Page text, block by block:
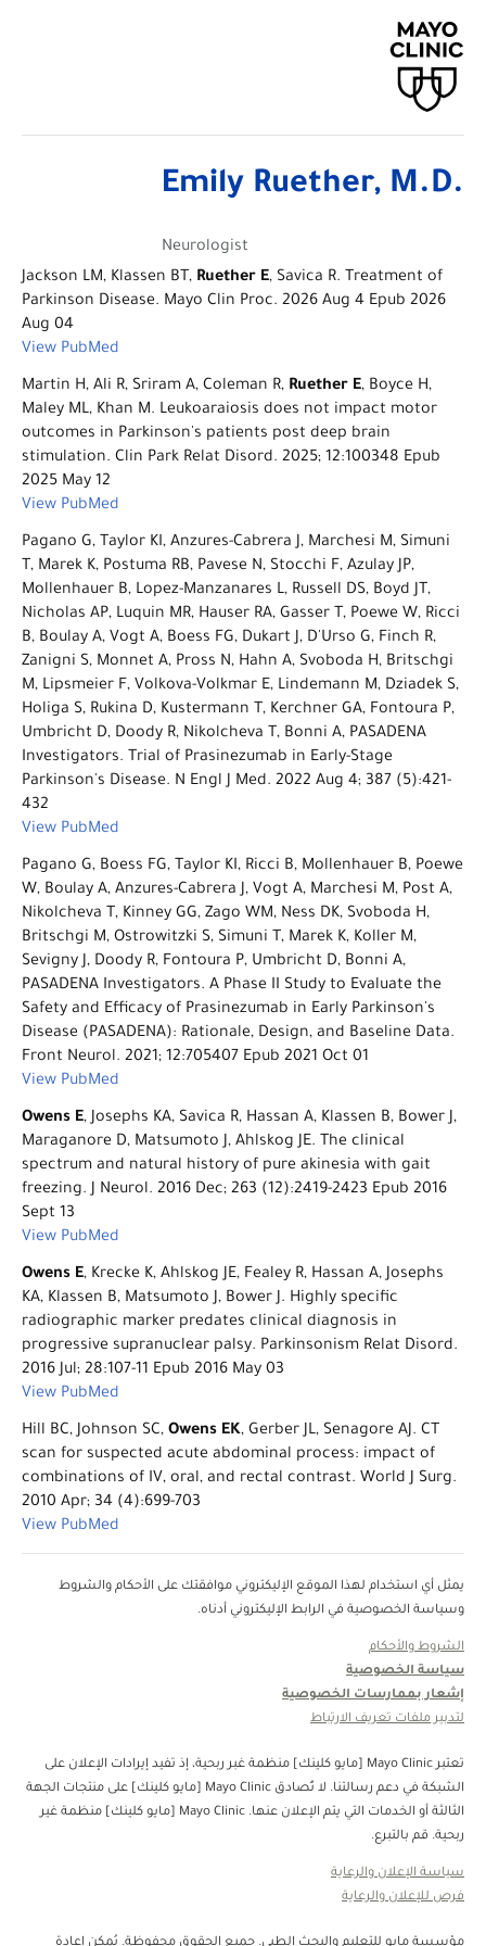
Emily Ruether, M.D.
Neurologist
Jackson LM, Klassen BT, Ruether E, Savica R. Treatment of
Parkinson Disease. Mayo Clin Proc. 2026 Aug 4 Epub 2026
Aug 04
View PubMed
Martin H, Ali R, Sriram A, Coleman R, Ruether E, Boyce H,
Maley ML, Khan M. Leukoaraiosis does not impact motor
outcomes in Parkinson's patients post deep brain
stimulation. Clin Park Relat Disord. 2025; 12:100348 Epub
2025 May 12
View PubMed
Pagano G, Taylor KI, Anzures-Cabrera J, Marchesi M, Simuni
T, Marek K, Postuma RB, Pavese N, Stocchi F, Azulay JP,
Mollenhauer B, Lopez-Manzanares L, Russell DS, Boyd JT,
Nicholas AP, Luquin MR, Hauser RA, Gasser T, Poewe W, Ricci
B, Boulay A, Vogt A, Boess FG, Dukart J, D'Urso G, Finch R,
Zanigni S, Monnet A, Pross N, Hahn A, Svoboda H, Britschgi
M, Lipsmeier F, Volkova-Volkmar E, Lindemann M, Dziadek S,
Holiga S, Rukina D, Kustermann T, Kerchner GA, Fontoura P,
Umbricht D, Doody R, Nikolcheva T, Bonni A, PASADENA
Investigators. Trial of Prasinezumab in Early-Stage
Parkinson's Disease. N Engl J Med. 2022 Aug 4; 387 (5):421-
432
View PubMed
Pagano G, Boess FG, Taylor KI, Ricci B, Mollenhauer B, Poewe
W, Boulay A, Anzures-Cabrera J, Vogt A, Marchesi M, Post A,
Nikolcheva T, Kinney GG, Zago WM, Ness DK, Svoboda H,
Britschgi M, Ostrowitzki S, Simuni T, Marek K, Koller M,
Sevigny J, Doody R, Fontoura P, Umbricht D, Bonni A,
PASADENA Investigators. A Phase II Study to Evaluate the
Safety and Efficacy of Prasinezumab in Early Parkinson's
Disease (PASADENA): Rationale, Design, and Baseline Data.
Front Neurol. 2021; 12:705407 Epub 2021 Oct 01
View PubMed
Owens E, Josephs KA, Savica R, Hassan A, Klassen B, Bower J,
Maraganore D, Matsumoto J, Ahlskog JE. The clinical
spectrum and natural history of pure akinesia with gait
freezing. J Neurol. 2016 Dec; 263 (12):2419-2423 Epub 2016
Sept 13
View PubMed
Owens E, Krecke K, Ahlskog JE, Fealey R, Hassan A, Josephs
KA, Klassen B, Matsumoto J, Bower J. Highly specific
radiographic marker predates clinical diagnosis in
progressive supranuclear palsy. Parkinsonism Relat Disord.
2016 Jul; 28:107-11 Epub 2016 May 03
View PubMed
Hill BC, Johnson SC, Owens EK, Gerber JL, Senagore AJ. CT
scan for suspected acute abdominal process: impact of
combinations of IV, oral, and rectal contrast. World J Surg.
2010 Apr; 34 (4):699-703
View PubMed
يمثل أي استخدام لهذا الموقع الإليكتروني موافقتك على الأحكام والشروط
وسياسة الخصوصية في الرابط الإليكتروني أدناه.
الشروط والأحكام
سياسة الخصوصية
إشعار بممارسات الخصوصية
لتدبير ملفات تعريف الارتباط
تعتبر Mayo Clinic [مايو كلينك] منظمة غبر ربحية، إذ تفيد إيرادات الإعلان على
الشبكة في دعم رسالتنا. لا تُصادق Mayo Clinic [مايو كلينك] على منتجات الجهة
الثالثة أو الخدمات التي يتم الإعلان عنها. Mayo Clinic [مايو كلينك] منظمة غير
ربحية. قم بالتبرع.
سياسة الإعلان والرعاية
فرص للإعلان والرعاية